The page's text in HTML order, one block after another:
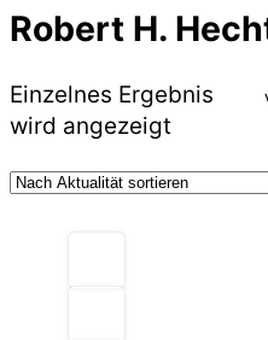
Robert H.
Einzelnes Ergebnis
wird angezeigt